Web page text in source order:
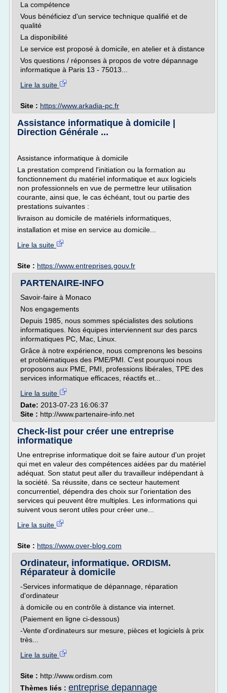
La compétence
Vous bénéficiez d'un service technique qualifié et de
qualité
La disponibilité
Le service est proposé à domicile, en atelier et à distance
Vos questions / réponses à propos de votre dépannage
informatique à Paris 13 - 75013...
Lire la suite
Site : https://www.arkadia-pc.fr
Assistance informatique à domicile |
Direction Générale ...
Assistance informatique à domicile
La prestation comprend l'initiation ou la formation au
fonctionnement du matériel informatique et aux logiciels
non professionnels en vue de permettre leur utilisation
courante, ainsi que, le cas échéant, tout ou partie des
prestations suivantes :
livraison au domicile de matériels informatiques,
installation et mise en service au domicile...
Lire la suite
Site : https://www.entreprises.gouv.fr
PARTENAIRE-INFO
Savoir-faire à Monaco
Nos engagements
Depuis 1985, nous sommes spécialistes des solutions
informatiques. Nos équipes interviennent sur des parcs
informatiques PC, Mac, Linux.
Grâce à notre expérience, nous comprenons les besoins
et problématiques des PME/PMI. C'est pourquoi nous
proposons aux PME, PMI, professions libérales, TPE des
services informatique efficaces, réactifs et...
Lire la suite
Date: 2013-07-23 16:06:37
Site : http://www.partenaire-info.net
Check-list pour créer une entreprise
informatique
Une entreprise informatique doit se faire autour d'un projet
qui met en valeur des compétences aidées par du matériel
adéquat. Son statut peut aller du travailleur indépendant à
la société. Sa réussite, dans ce secteur hautement
concurrentiel, dépendra des choix sur l'orientation des
services qui peuvent être multiples. Les informations qui
suivent vous seront utiles pour créer une...
Lire la suite
Site : https://www.over-blog.com
Ordinateur, informatique. ORDISM.
Réparateur à domicile
-Services informatique de dépannage, réparation
d'ordinateur
à domicile ou en contrôle à distance via internet.
(Paiement en ligne ci-dessous)
-Vente d'ordinateurs sur mesure, pièces et logiciels à prix
très...
Lire la suite
Site : http://www.ordism.com
Thèmes liés : entreprise depannage